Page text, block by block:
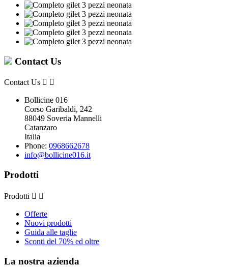
Contact Us
Contact Us  
Bollicine 016
Corso Garibaldi, 242
88049 Soveria Mannelli
Catanzaro
Italia
Phone: 0968662678
info@bollicine016.it
Prodotti
Prodotti  
Offerte
Nuovi prodotti
Guida alle taglie
Sconti del 70% ed oltre
La nostra azienda